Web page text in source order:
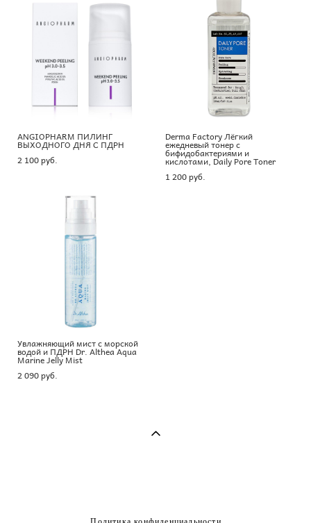
ANGIOPHARM ПИЛИНГ
ВЫХОДНОГО ДНЯ С ПДРН
2 100 pуб.
Derma Factory Лёгкий
ежедневый тонер с
бифидобактериями и
кислотами, Daily Pore Toner
1 200 pуб.
Увлажняющий мист с морской
водой и ПДРН Dr. Althea Aqua
Marine Jelly Mist
2 090 pуб.